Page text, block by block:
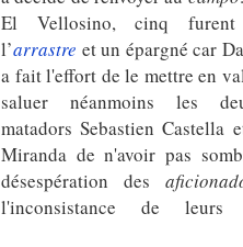
El Vellosino, cinq
l’arrastre et un épargné car
a fait l'effort de le mettre en
saluer néanmoins les
matadors Sebastien Castella
Miranda de n'avoir pas
désespération des
l'inconsistance de leurs